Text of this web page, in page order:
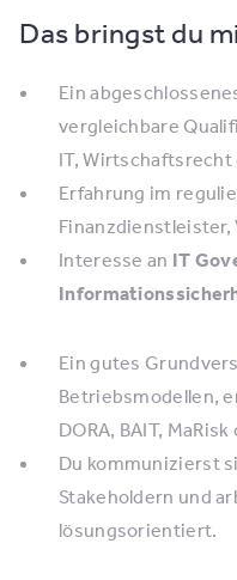
Das bringst du
Ein
vergleichbare
IT,
Erfahrung im
Finanzdienstleister,
Interesse an IT
Ein gutes
Betriebsmodellen,
DORA, BAIT,
Du kommunizierst
Stakeholdern und
lösungsorientiert.